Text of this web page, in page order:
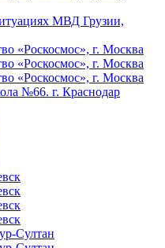
МВД Грузии,
«Роскосмос», г. Москва
«Роскосмос», г. Москва
«Роскосмос», г. Москва
№66. г. Краснодар
Султан